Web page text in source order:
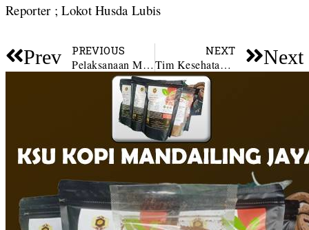
Reporter ; Lokot Husda Lubis
Prev PREVIOUS
Pelaksanaan MTQ ke-XXIV Madina Tanggal 21 – 24 Februari.
NEXT
Tim Kesehatan UPTD Puskesmas Kotanopan Kunjungi Desa Terpencil Next